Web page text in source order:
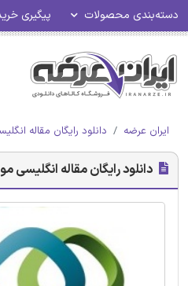
دسته‌بندی محصولات پیگیری
ایران عرضه دانلود رایگان مقاله
دانلود رایگان مقاله انگلیسی